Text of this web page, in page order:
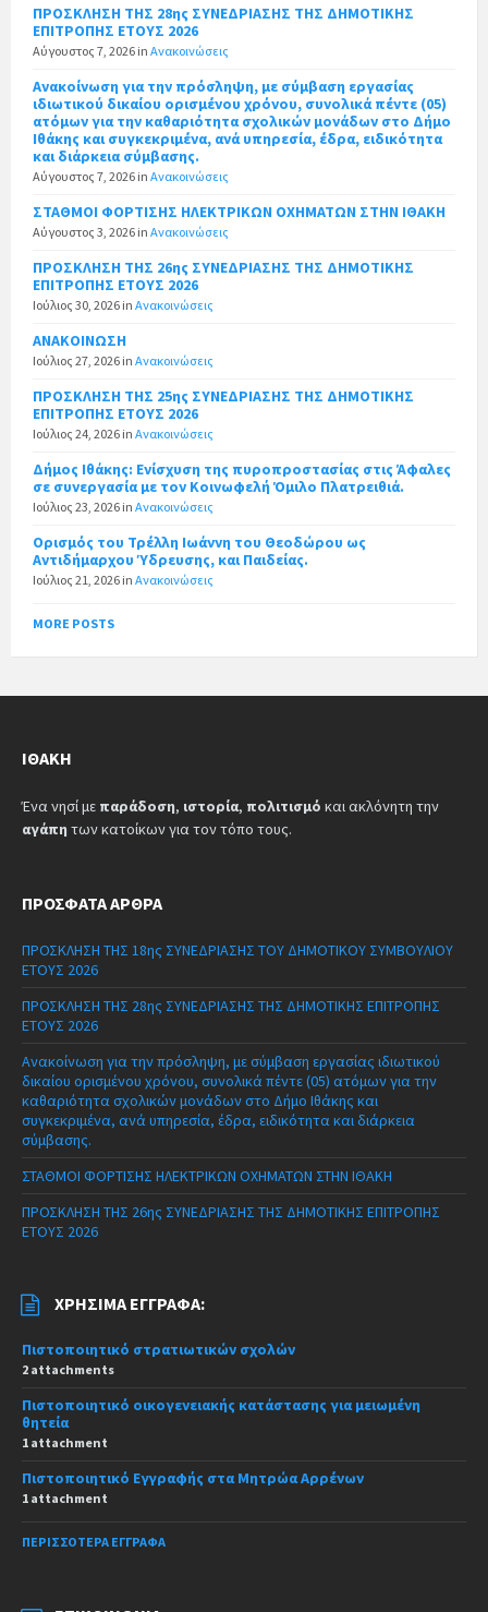
ΠΡΟΣΚΛΗΣΗ ΤΗΣ 28ης ΣΥΝΕΔΡΙΑΣΗΣ ΤΗΣ ΔΗΜΟΤΙΚΗΣ
ΕΠΙΤΡΟΠΗΣ ΕΤΟΥΣ 2026
Αύγουστος 7, 2026 in Ανακοινώσεις
Ανακοίνωση για την πρόσληψη, με σύμβαση εργασίας
ιδιωτικού δικαίου ορισμένου χρόνου, συνολικά πέντε (05)
ατόμων για την καθαριότητα σχολικών μονάδων στο Δήμο
Ιθάκης και συγκεκριμένα, ανά υπηρεσία, έδρα, ειδικότητα
και διάρκεια σύμβασης.
Αύγουστος 7, 2026 in Ανακοινώσεις
ΣΤΑΘΜΟΙ ΦΟΡΤΙΣΗΣ ΗΛΕΚΤΡΙΚΩΝ ΟΧΗΜΑΤΩΝ ΣΤΗΝ ΙΘΑΚΗ
Αύγουστος 3, 2026 in Ανακοινώσεις
ΠΡΟΣΚΛΗΣΗ ΤΗΣ 26ης ΣΥΝΕΔΡΙΑΣΗΣ ΤΗΣ ΔΗΜΟΤΙΚΗΣ
ΕΠΙΤΡΟΠΗΣ ΕΤΟΥΣ 2026
Ιούλιος 30, 2026 in Ανακοινώσεις
ΑΝΑΚΟΙΝΩΣΗ
Ιούλιος 27, 2026 in Ανακοινώσεις
ΠΡΟΣΚΛΗΣΗ ΤΗΣ 25ης ΣΥΝΕΔΡΙΑΣΗΣ ΤΗΣ ΔΗΜΟΤΙΚΗΣ
ΕΠΙΤΡΟΠΗΣ ΕΤΟΥΣ 2026
Ιούλιος 24, 2026 in Ανακοινώσεις
Δήμος Ιθάκης: Ενίσχυση της πυροπροστασίας στις Άφαλες
σε συνεργασία με τον Κοινωφελή Όμιλο Πλατρειθιά.
Ιούλιος 23, 2026 in Ανακοινώσεις
Ορισμός του Τρέλλη Ιωάννη του Θεοδώρου ως
Αντιδήμαρχου Ύδρευσης, και Παιδείας.
Ιούλιος 21, 2026 in Ανακοινώσεις
MORE POSTS
ΙΘΆΚΗ
Ένα νησί με παράδοση, ιστορία, πολιτισμό και ακλόνητη την
αγάπη των κατοίκων για τον τόπο τους.
ΠΡΌΣΦΑΤΑ ΆΡΘΡΑ
ΠΡΟΣΚΛΗΣΗ ΤΗΣ 18ης ΣΥΝΕΔΡΙΑΣΗΣ ΤΟΥ ΔΗΜΟΤΙΚΟΥ ΣΥΜΒΟΥΛΙΟΥ
ΕΤΟΥΣ 2026
ΠΡΟΣΚΛΗΣΗ ΤΗΣ 28ης ΣΥΝΕΔΡΙΑΣΗΣ ΤΗΣ ΔΗΜΟΤΙΚΗΣ ΕΠΙΤΡΟΠΗΣ
ΕΤΟΥΣ 2026
Ανακοίνωση για την πρόσληψη, με σύμβαση εργασίας ιδιωτικού
δικαίου ορισμένου χρόνου, συνολικά πέντε (05) ατόμων για την
καθαριότητα σχολικών μονάδων στο Δήμο Ιθάκης και
συγκεκριμένα, ανά υπηρεσία, έδρα, ειδικότητα και διάρκεια
σύμβασης.
ΣΤΑΘΜΟΙ ΦΟΡΤΙΣΗΣ ΗΛΕΚΤΡΙΚΩΝ ΟΧΗΜΑΤΩΝ ΣΤΗΝ ΙΘΑΚΗ
ΠΡΟΣΚΛΗΣΗ ΤΗΣ 26ης ΣΥΝΕΔΡΙΑΣΗΣ ΤΗΣ ΔΗΜΟΤΙΚΗΣ ΕΠΙΤΡΟΠΗΣ
ΕΤΟΥΣ 2026
ΧΡΉΣΙΜΑ ΈΓΓΡΑΦΑ:
Πιστοποιητικό στρατιωτικών σχολών
2 attachments
Πιστοποιητικό οικογενειακής κατάστασης για μειωμένη
θητεία
1 attachment
Πιστοποιητικό Εγγραφής στα Μητρώα Αρρένων
1 attachment
ΠΕΡΙΣΣΌΤΕΡΑ ΈΓΓΡΑΦΑ